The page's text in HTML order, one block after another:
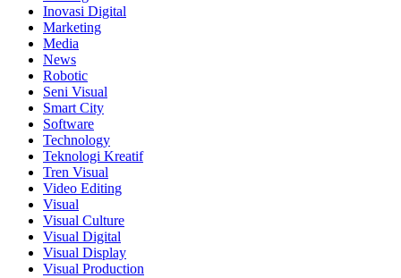
Inovasi Digital
Marketing
Media
News
Robotic
Seni Visual
Smart City
Software
Technology
Teknologi Kreatif
Tren Visual
Video Editing
Visual
Visual Culture
Visual Digital
Visual Display
Visual Production